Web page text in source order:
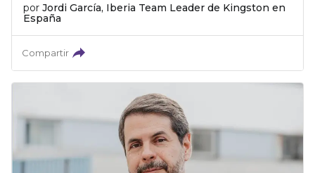
por Jordi García, Iberia Team Leader de Kingston en
España
Compartir